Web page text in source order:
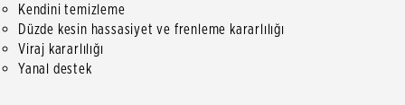
Kendini temizleme
Düzde kesin hassasiyet ve frenleme kararlılığı
Viraj kararlılığı
Yanal destek